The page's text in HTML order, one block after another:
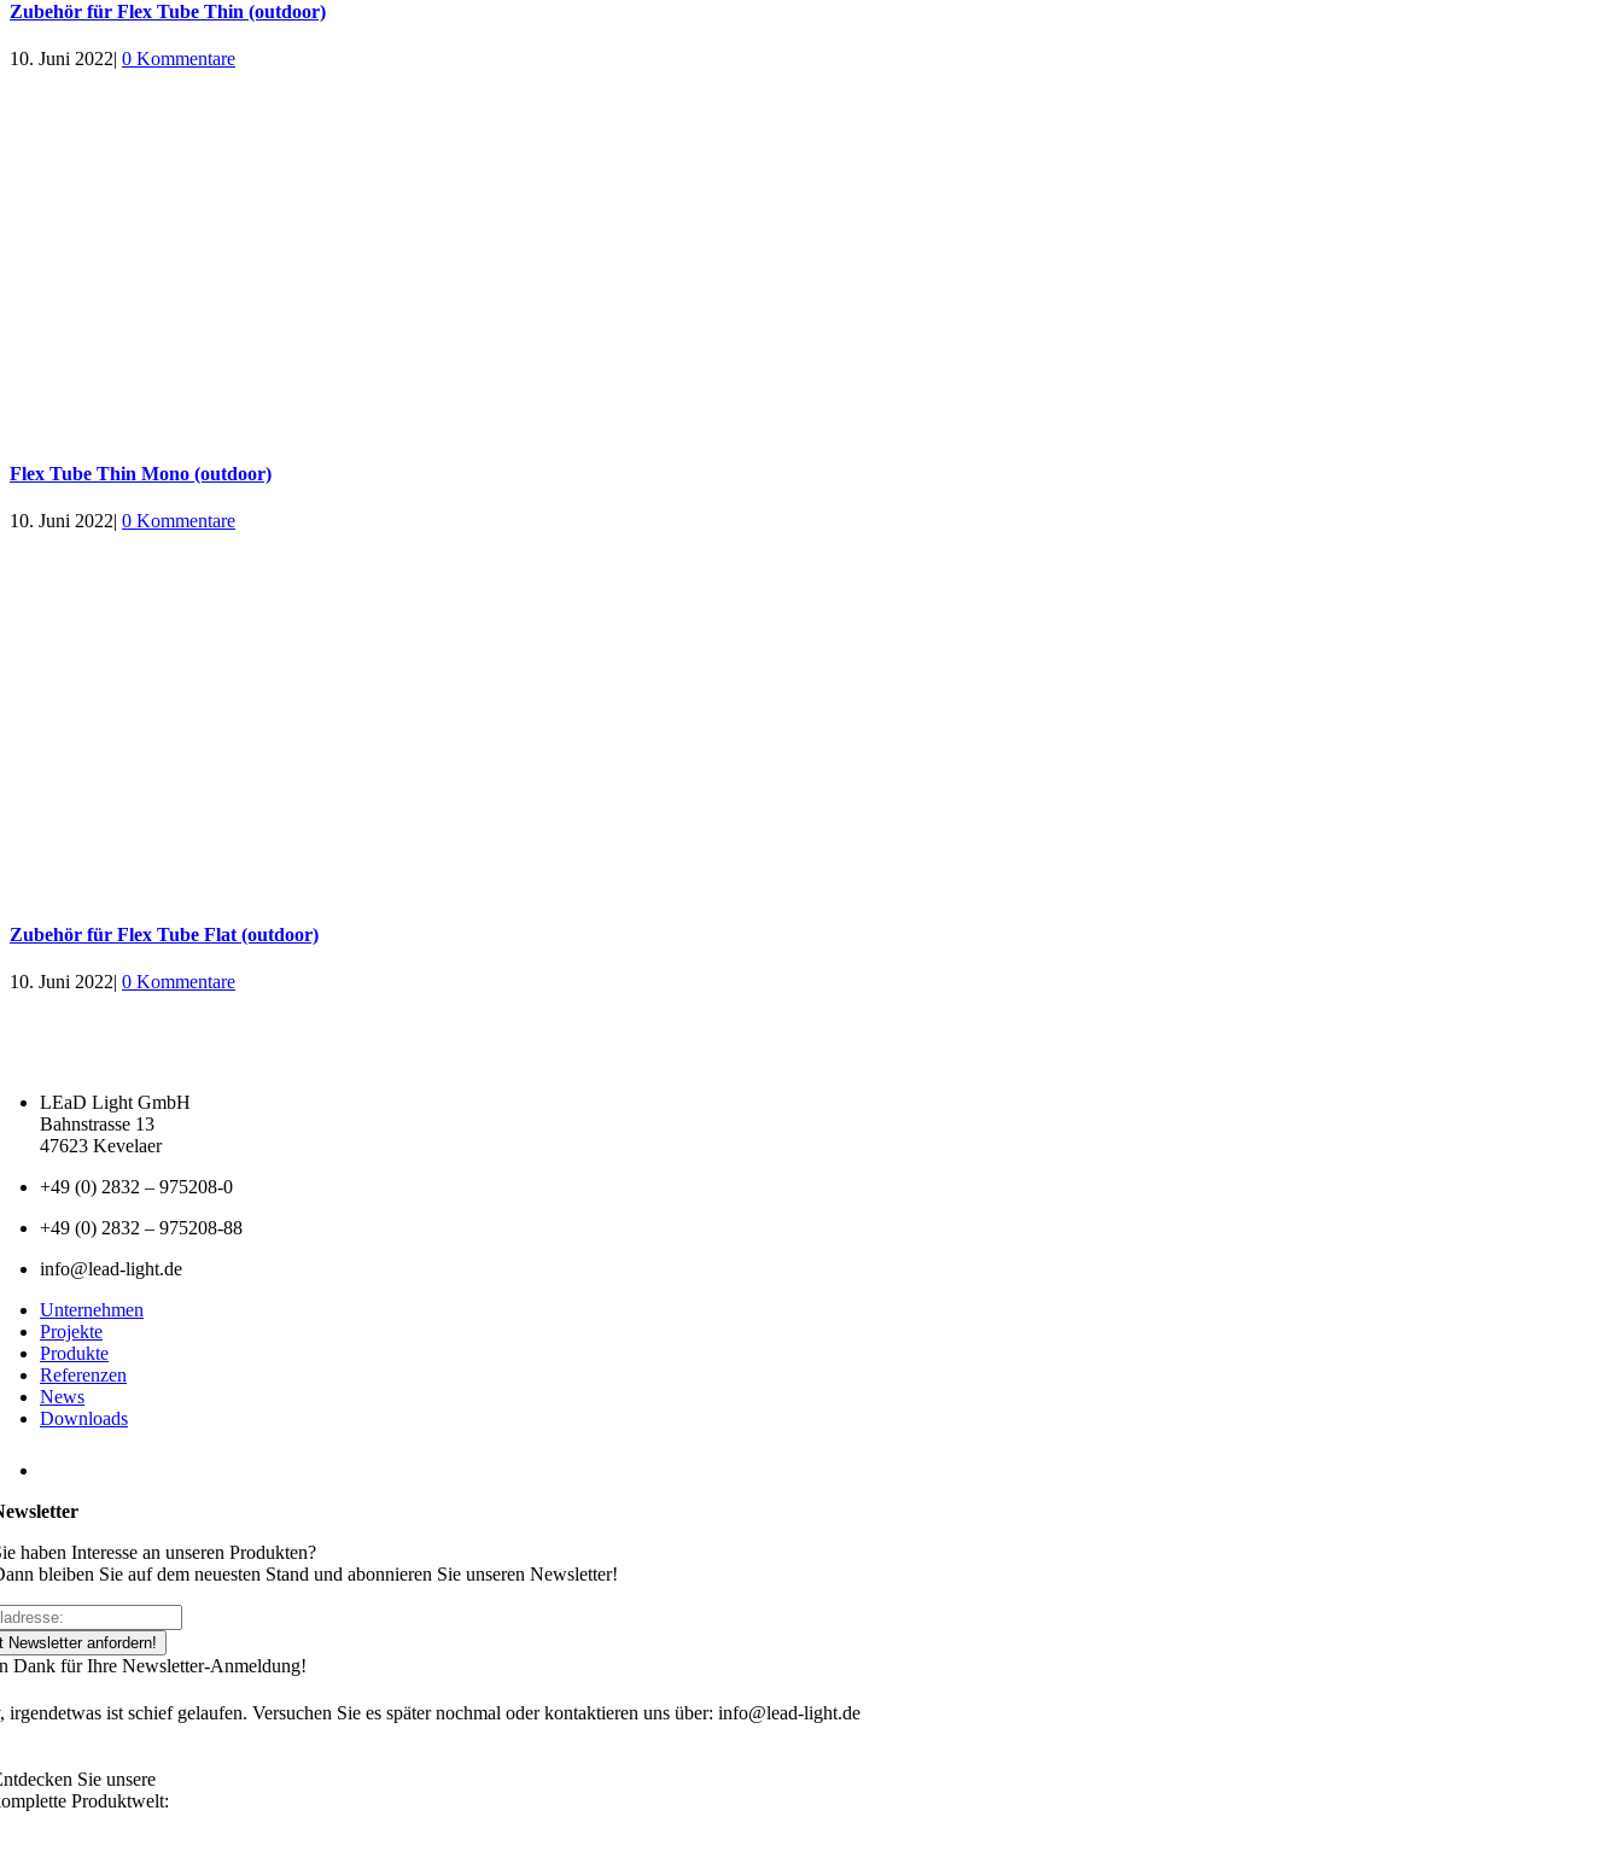
Zubehör für Flex Tube Thin (outdoor)
10. Juni 2022| 0 Kommentare
Flex Tube Thin Mono (outdoor)
10. Juni 2022| 0 Kommentare
Zubehör für Flex Tube Flat (outdoor)
10. Juni 2022| 0 Kommentare
LEaD Light GmbH
Bahnstrasse 13
47623 Kevelaer
+49 (0) 2832 – 975208-0
+49 (0) 2832 – 975208-88
info@lead-light.de
Unternehmen
Projekte
Produkte
Referenzen
News
Downloads
haben Interesse an unseren Produkten?
bleiben Sie auf dem neuesten Stand und abonnieren Sie unseren Newsletter!
Newsletter anfordern!
Dank für Ihre Newsletter-Anmeldung!
irgendetwas ist schief gelaufen. Versuchen Sie es später nochmal oder kontaktieren uns über: info@lead-light.de
Sie unsere
Produktwelt: